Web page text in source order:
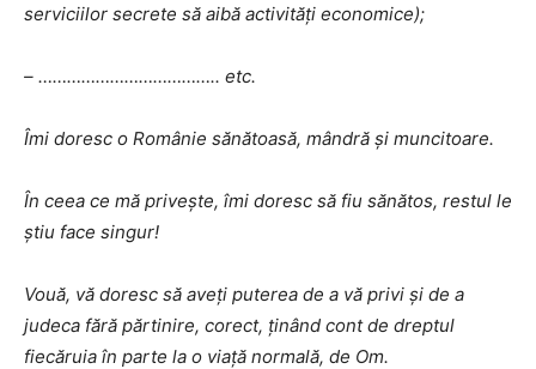
serviciilor secrete să aibă activități economice);
– ……………………………….. etc.
Îmi doresc o Românie sănătoasă, mândră și muncitoare.
În ceea ce mă privește, îmi doresc să fiu sănătos, restul le
știu face singur!
Vouă, vă doresc să aveți puterea de a vă privi și de a
judeca fără părtinire, corect, ținând cont de dreptul
fiecăruia în parte la o viață normală, de Om.